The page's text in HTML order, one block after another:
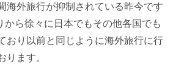
海外旅行が抑制されている昨今です
から徐々に日本でもその他各国でも
おり以前と同じように海外旅行に行
ります。